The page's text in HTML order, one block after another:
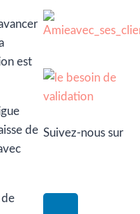
est
de Suivez-nous sur